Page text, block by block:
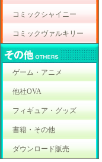
コミックシャイニー
コミックヴァルキリー
ゲーム・アニメ
他社OVA
フィギュア・グッズ
書籍・その他
ダウンロード販売